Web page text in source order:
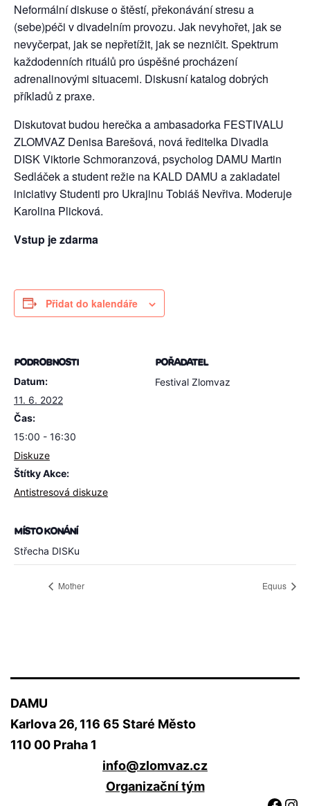
Neformální diskuse o štěstí, překonávání stresu a
(sebe)péči v divadelním provozu. Jak nevyhořet, jak se
nevyčerpat, jak se nepřetížit, jak se nezničit. Spektrum
každodenních rituálů pro úspěšné procházení
adrenalinovými situacemi. Diskusní katalog dobrých
příkladů z praxe.
Diskutovat budou herečka a ambasadorka FESTIVALU
ZLOMVAZ Denisa Barešová, nová ředitelka Divadla
DISK Viktorie Schmoranzová, psycholog DAMU Martin
Sedláček a student režie na KALD DAMU a zakladatel
iniciativy Studenti pro Ukrajinu Tobiáš Nevřiva. Moderuje
Karolina Plicková.
Vstup je zdarma
Přidat do kalendáře
PODROBNOSTI
Datum:
11. 6. 2022
Čas:
15:00 - 16:30
Diskuze
Štítky Akce:
Antistresová diskuze
POŘADATEL
Festival Zlomvaz
MÍSTO KONÁNÍ
Střecha DISKu
Mother Equus
DAMU
Karlova 26, 116 65 Staré Město
110 00 Praha 1
info@zlomvaz.cz
Organizační tým